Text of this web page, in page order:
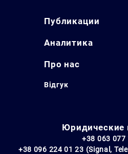
Публикации
Аналитика
Про нас
Відгук
Юридические
+38 063 077
+38 096 224 01 23 (Signal,